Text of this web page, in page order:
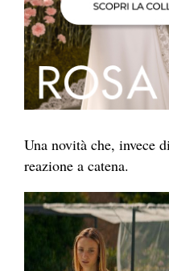
Una novità che, invece
reazione a catena.